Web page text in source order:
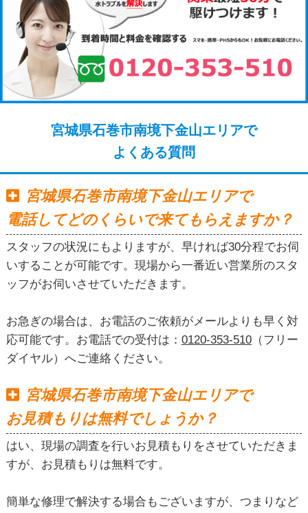
宮城県石巻市南境下金山エリアで
よくある質問
宮城県石巻市南境下金山エリアで
電話してどのくらいで来てもらえますか？
スタッフの状況にもよりますが、早ければ30分程でお伺
いすることが可能です。現場から一番近い営業所のスタ
ッフがお伺いさせていただきます。
お急ぎの場合は、お電話のご依頼がメールよりも早く対
応可能です。お電話での受付は： 0120-353-510（フリー
ダイヤル）へご連絡ください。
宮城県石巻市南境下金山エリアで
お見積もりは無料でしょうか？
はい、現場の調査を行いお見積もりをさせていただきま
すが、お見積もりは無料です。
簡単な修理で解決する場合もございますが、つまりなど